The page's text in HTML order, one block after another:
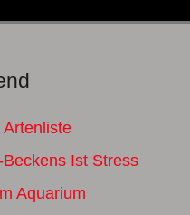
Ist Stress
Aquarium